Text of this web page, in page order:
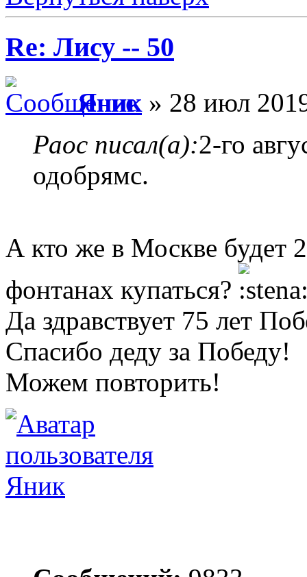
Re: Лису -- 50
Яник » 28 июл
Раос писал(а):2-го
одобрямс.
А кто же в Москве будет
фонтанах купаться?
Да здравствует 75 лет
Спасибо деду за Победу!
Можем повторить!
Яник